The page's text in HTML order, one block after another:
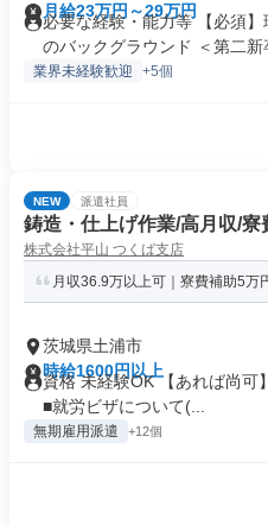
月給23万円～29万円
必要な経験・能力等 【必須】
のバックグラウンド ＜第二新
業界未経験歓迎 +5個
NEW 派遣社員
鋳造・仕上げ作業/高月収/寮
株式会社平山 つくば支店
月収36.9万以上可｜寮費補助5万
茨城県土浦市
時給1600円以上
資格 未経験OK 【あれば尚可
■就労ビザについて(...
無期雇用派遣 +12個